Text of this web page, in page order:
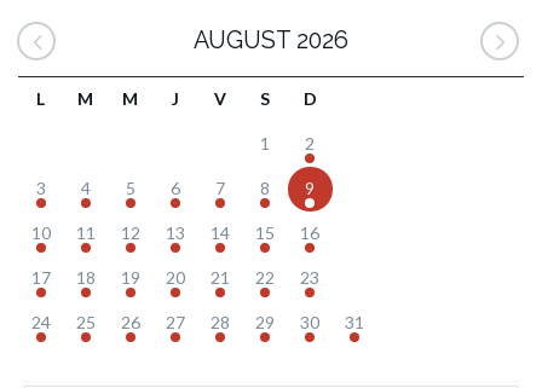
AUGUST 2026
L M M J V S D
1 2
3 4 5 6 7 8 9
10 11 12 13 14 15 16
17 18 19 20 21 22 23
24 25 26 27 28 29 30 31